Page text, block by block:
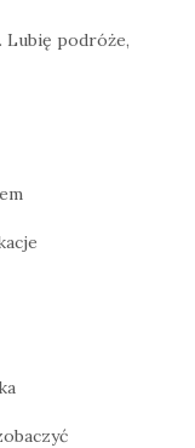
Lubię podróże,